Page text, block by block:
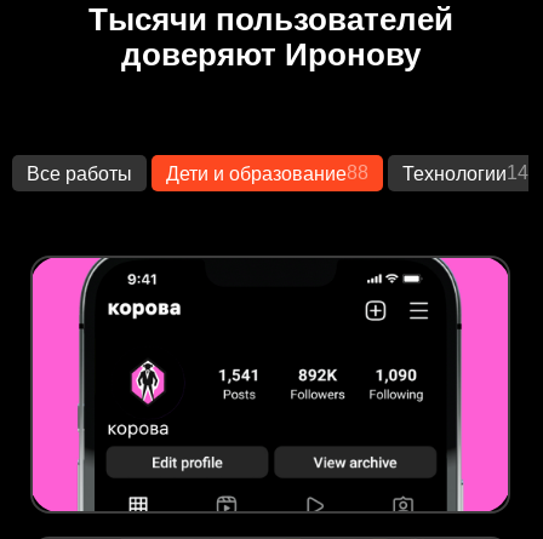
Тысячи пользователей
доверяют Иронову
Все работы Дети и образование88 Технологии